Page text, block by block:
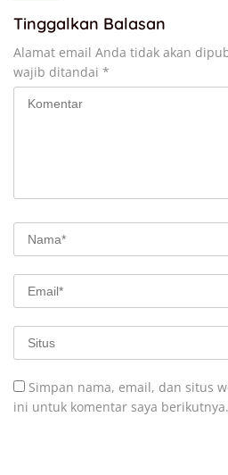
Tinggalkan Balasan
Alamat email Anda tidak akan
wajib ditandai *
Simpan nama, email, dan situs
ini untuk komentar saya berikutnya.